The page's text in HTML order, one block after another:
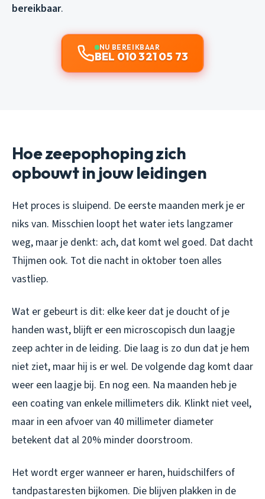
bereikbaar.
NU BEREIKBAAR
BEL 010 321 05 73
Hoe zeepophoping zich
opbouwt in jouw leidingen
Het proces is sluipend. De eerste maanden merk je er
niks van. Misschien loopt het water iets langzamer
weg, maar je denkt: ach, dat komt wel goed. Dat dacht
Thijmen ook. Tot die nacht in oktober toen alles
vastliep.
Wat er gebeurt is dit: elke keer dat je doucht of je
handen wast, blijft er een microscopisch dun laagje
zeep achter in de leiding. Die laag is zo dun dat je hem
niet ziet, maar hij is er wel. De volgende dag komt daar
weer een laagje bij. En nog een. Na maanden heb je
een coating van enkele millimeters dik. Klinkt niet veel,
maar in een afvoer van 40 millimeter diameter
betekent dat al 20% minder doorstroom.
Het wordt erger wanneer er haren, huidschilfers of
tandpastaresten bijkomen. Die blijven plakken in de